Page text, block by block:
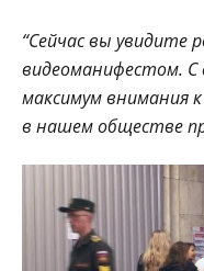
“Сейчас вы увидите
видеоманифестом. С
максимум внимания
в нашем обществе